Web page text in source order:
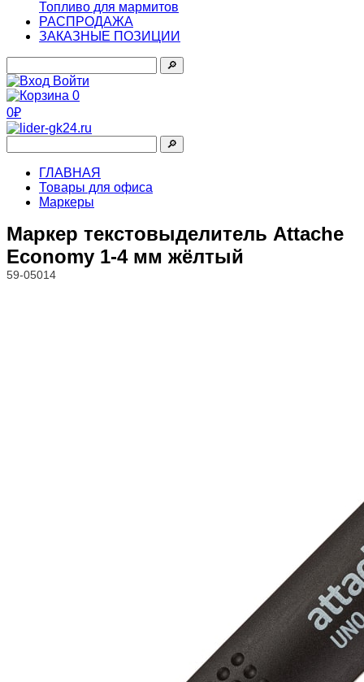
Топливо для мармитов
РАСПРОДАЖА
ЗАКАЗНЫЕ ПОЗИЦИИ
🔎︎
Войти
0
0₽
🔎︎
ГЛАВНАЯ
Товары для офиса
Маркеры
Маркер текстовыделитель Attache
Economy 1-4 мм жёлтый
59-05014